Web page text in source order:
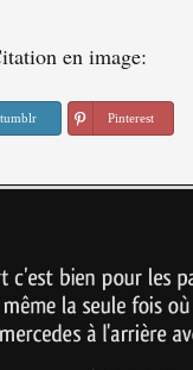
en image:
tumblr Pinterest